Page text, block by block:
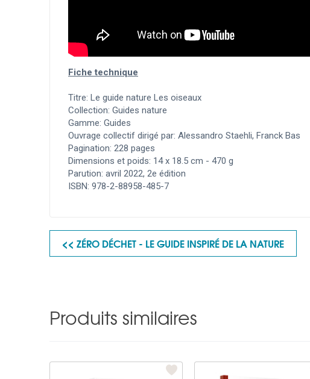
Fiche technique
Titre: Le guide nature Les oiseaux
Collection: Guides nature
Gamme: Guides
Ouvrage collectif dirigé par: Alessandro Staehli, Franck Bas
Pagination: 228 pages
Dimensions et poids: 14 x 18.5 cm - 470 g
Parution: avril 2022, 2e édition
ISBN: 978-2-88958-485-7
<< ZÉRO DÉCHET - LE GUIDE INSPIRÉ DE LA NATURE
Produits similaires